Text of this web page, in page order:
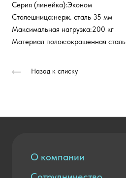
Серия (линейка):Эконом
Столешница:нерж. сталь 35 мм
Максимальная нагрузка:200 кг
Материал полок:окрашенная сталь
Назад к списку
О компании